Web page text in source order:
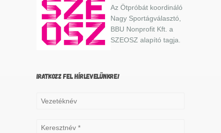
Az Ötpróbát koordináló
Nagy Sportágválasztó,
BBU Nonprofit Kft. a
SZEOSZ alapító tagja.
IRATKOZZ FEL HÍRLEVELÜNKRE!